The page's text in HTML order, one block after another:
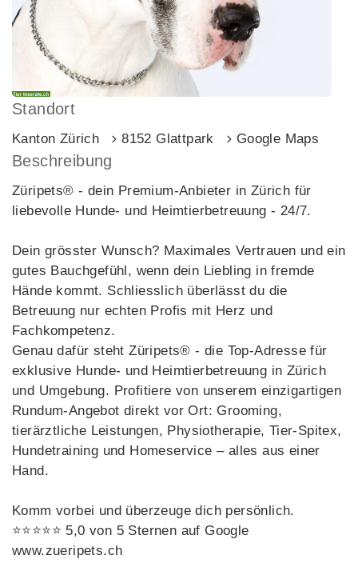
Standort
Kanton Zürich 8152 Glattpark Google Maps
Beschreibung
Züripets® - dein Premium-Anbieter in Zürich für
liebevolle Hunde- und Heimtierbetreuung - 24/7.
Dein grösster Wunsch? Maximales Vertrauen und ein
gutes Bauchgefühl, wenn dein Liebling in fremde
Hände kommt. Schliesslich überlässt du die
Betreuung nur echten Profis mit Herz und
Fachkompetenz.
Genau dafür steht Züripets® - die Top-Adresse für
exklusive Hunde- und Heimtierbetreuung in Zürich
und Umgebung. Profitiere von unserem einzigartigen
Rundum-Angebot direkt vor Ort: Grooming,
tierärztliche Leistungen, Physiotherapie, Tier-Spitex,
Hundetraining und Homeservice – alles aus einer
Hand.
Komm vorbei und überzeuge dich persönlich.
⭐⭐⭐⭐⭐ 5,0 von 5 Sternen auf Google
www.zueripets.ch